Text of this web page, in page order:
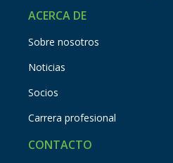
ACERCA DE
Sobre nosotros
Noticias
Socios
Carrera profesional
CONTACTO